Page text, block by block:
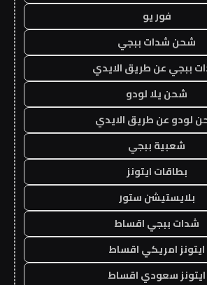
فور يو
شحن شدات ببجي
ببجي عن طريق الايدي
شحن يلا لودو
لودو عن طريق الايدي
شعبية ببجي
بطاقات ايتونز
بلايستيشن ستور
شدات ببجي اقساط
ايتونز امريكي اقساط
ايتونز سعودي اقساط